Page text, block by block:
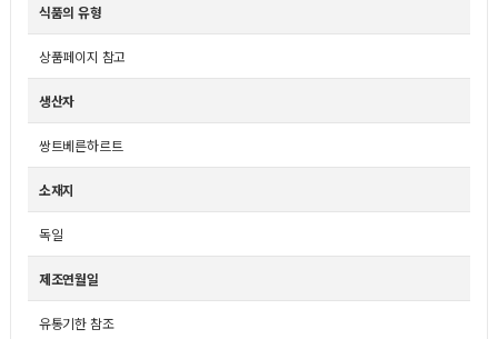
식품의 유형
상품페이지 참고
생산자
쌍트베른하르트
소재지
독일
제조연월일
유통기한 참조